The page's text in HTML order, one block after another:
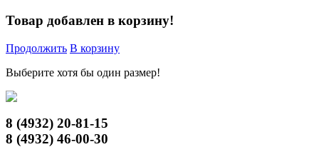
Товар добавлен в корзину!
Продолжить В корзину
Выберите хотя бы один размер!
8 (4932) 20-81-15
8 (4932) 46-00-30